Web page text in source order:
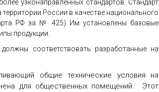
узконаправленных стандартов. Стандарт
России в качестве национального
РФ за № 425) Им установлены базовые
продукции.
соответствовать разработанные на
общие технические условия на
для общественных помещений. Этот